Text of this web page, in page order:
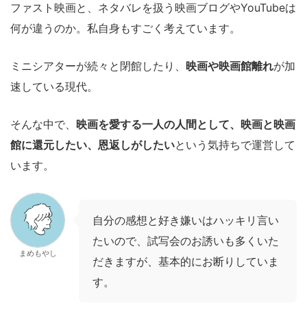
ファスト映画と、ネタバレを扱う映画ブログやYouTubeは
何が違うのか。私自身もすごく考えています。
ミニシアターが続々と閉館したり、 映画や映画館離れが加
速している現代。
そんな中で、 映画を愛する一人の人間として、映画と映画
館に還元したい、恩返しがしたいという気持ちで運営して
います。
まめもやし
自分の感想と好き嫌いはハッキリ言い
たいので、試写会のお誘いも多くいた
だきますが、基本的にお断りしていま
す。